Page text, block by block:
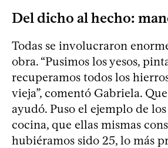
Del dicho al hecho:
Todas se involucraron
obra. “Pusimos los yesos,
recuperamos todos los
vieja”, comentó Gabriela.
ayudó. Puso el ejemplo de
cocina, que ellas mismas
hubiéramos sido 25, lo más